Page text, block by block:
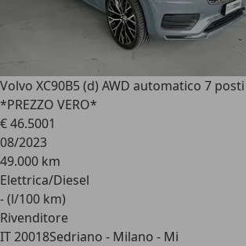
Volvo XC90B5 (d) AWD automatico 7
*PREZZO VERO*
€ 46.5001
08/2023
49.000 km
Elettrica/Diesel
- (l/100 km)
Rivenditore
IT 20018Sedriano - Milano - Mi